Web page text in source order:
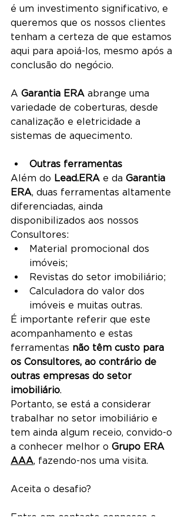
é um investimento significativo, e
queremos que os nossos clientes
tenham a certeza de que estamos
aqui para apoiá-los, mesmo após a
conclusão do negócio.
A Garantia ERA abrange uma
variedade de coberturas, desde
canalização e eletricidade a
sistemas de aquecimento.
Outras ferramentas
Além do Lead.ERA e da Garantia
ERA, duas ferramentas altamente
diferenciadas, ainda
disponibilizados aos nossos
Consultores:
Material promocional dos
imóveis;
Revistas do setor imobiliário;
Calculadora do valor dos
imóveis e muitas outras.
É importante referir que este
acompanhamento e estas
ferramentas não têm custo para
os Consultores, ao contrário de
outras empresas do setor
imobiliário.
Portanto, se está a considerar
trabalhar no setor imobiliário e
tem ainda algum receio, convido-o
a conhecer melhor o Grupo ERA
AAA, fazendo-nos uma visita.
Aceita o desafio?
Entre em contacto connosco e